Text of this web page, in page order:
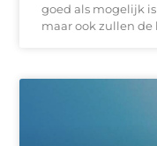
goed als mogelijk
maar ook zullen